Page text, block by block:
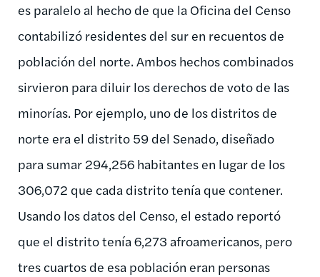
es paralelo al hecho de que la Oficina del Censo
contabilizó residentes del sur en recuentos de
población del norte. Ambos hechos combinados
sirvieron para diluir los derechos de voto de las
minorías. Por ejemplo, uno de los distritos de
norte era el distrito 59 del Senado, diseñado
para sumar 294,256 habitantes en lugar de los
306,072 que cada distrito tenía que contener.
Usando los datos del Censo, el estado reportó
que el distrito tenía 6,273 afroamericanos, pero
tres cuartos de esa población eran personas